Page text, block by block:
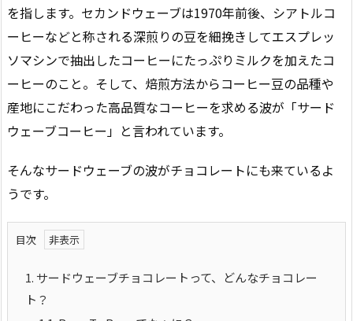
を指します。セカンドウェーブは1970年前後、シアトルコ
ーヒーなどと称される深煎りの豆を細挽きしてエスプレッ
ソマシンで抽出したコーヒーにたっぷりミルクを加えたコ
ーヒーのこと。そして、焙煎方法からコーヒー豆の品種や
産地にこだわった高品質なコーヒーを求める波が「サード
ウェーブコーヒー」と言われています。
そんなサードウェーブの波がチョコレートにも来ているよ
うです。
目次
1. サードウェーブチョコレートって、どんなチョコレー
ト？